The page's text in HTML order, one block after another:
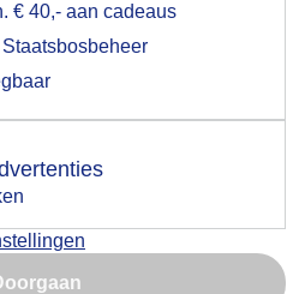
€ 40,- aan cadeaus
13-05-2026, 57x bekeken
akkoord op hebt gegeven,
up uit je browser waarin
toon de popup
later